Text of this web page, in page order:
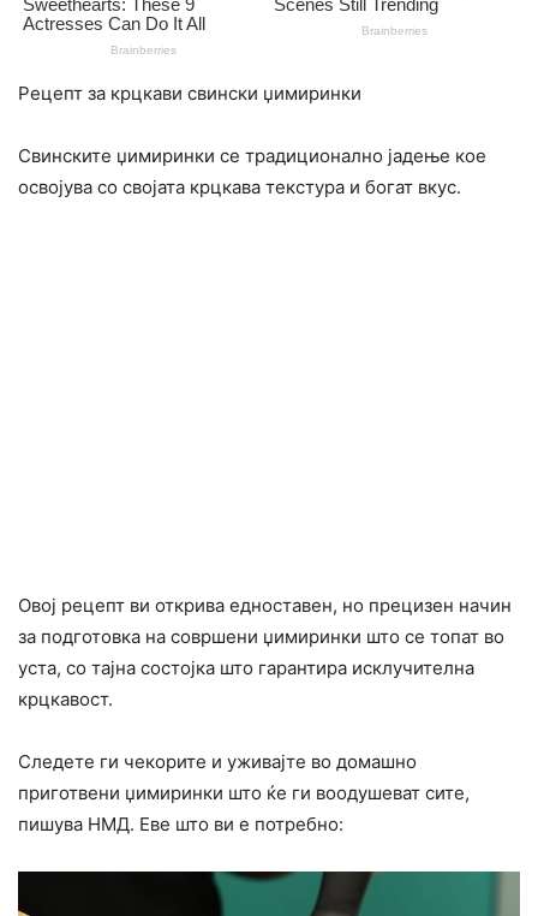
Рецепт за крцкави свински џимиринки
Свинските џимиринки се традиционално јадење кое
освојува со својата крцкава текстура и богат вкус.
Овој рецепт ви открива едноставен, но прецизен начин
за подготовка на совршени џимиринки што се топат во
уста, со тајна состојка што гарантира исклучителна
крцкавост.
Следете ги чекорите и уживајте во домашно
приготвени џимиринки што ќе ги воодушеват сите,
пишува НМД. Еве што ви е потребно: